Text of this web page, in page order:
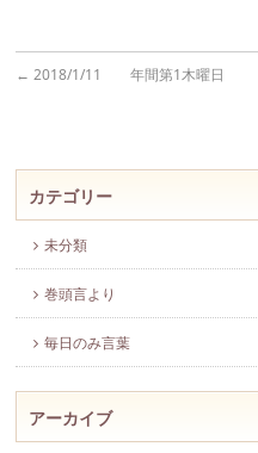
← 2018/1/11 年間第1木曜日
カテゴリー
未分類
巻頭言より
毎日のみ言葉
アーカイブ